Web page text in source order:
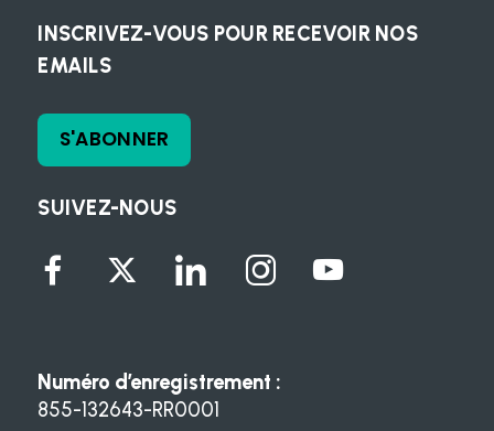
SUIVEZ-NOUS
INSCRIVEZ-VOUS POUR RECEVOIR NOS
EMAILS
S'ABONNER
Numéro d’enregistrement :
855-132643-RR0001